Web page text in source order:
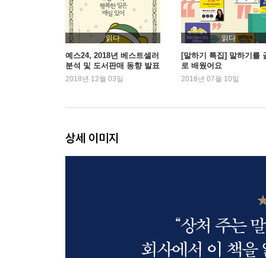
뒷말 내 말은 다시 내게 돌아온다
3강 언위심성(言爲心聲) 말은 마음의 소리다
인향 사람의 향기
언행 말과 행동 사이의 간극
소음 뾰족하고 시끄러운 소리
지적 따뜻함에서 태어나는 차가운 말
질문 본질과 진실을 물어보는 일
앞날 과거와 미래는 한 곳에서 숨 쉰다
읽다
예스24, 2018년 베스트셀러
분석 및 도서판매 동향 발표
2018년 12월 03일
읽다
[말하기 특집] 말하기를
로 배웠어요
2018년 07월 10일
상세 이미지